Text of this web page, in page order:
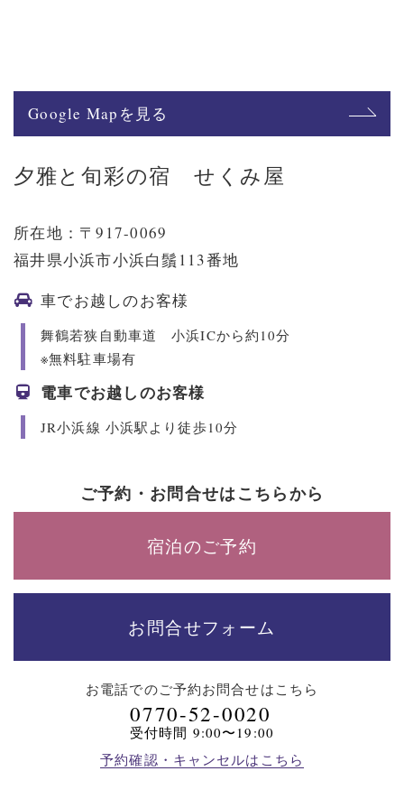
Google Mapを見る
夕雅と旬彩の宿 せくみ屋
所在地：〒917-0069
福井県小浜市小浜白鬚113番地
車でお越しのお客様
舞鶴若狭自動車道 小浜ICから約10分
※無料駐車場有
電車でお越しのお客様
JR小浜線 小浜駅より徒歩10分
ご予約・お問合せはこちらから
宿泊のご予約
お問合せフォーム
お電話でのご予約お問合せはこちら
0770-52-0020
受付時間 9:00〜19:00
予約確認・キャンセルはこちら